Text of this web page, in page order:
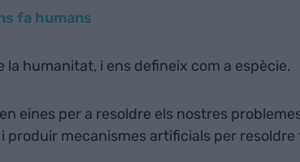
fa humans
humanitat, i ens defineix com a espècie.
eines per a resoldre els nostres
i produir mecanismes artificials per